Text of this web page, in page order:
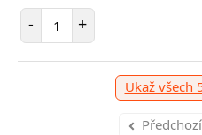
- Počet položek
+
Ukaž všech
Předchozí
položek